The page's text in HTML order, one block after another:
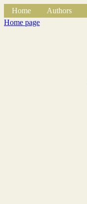
Home Authors
Home page